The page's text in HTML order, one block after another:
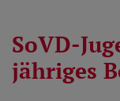
SoVD-
jähriges